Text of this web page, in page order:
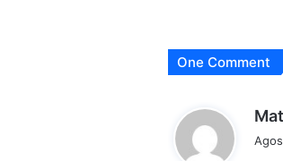
One Comment